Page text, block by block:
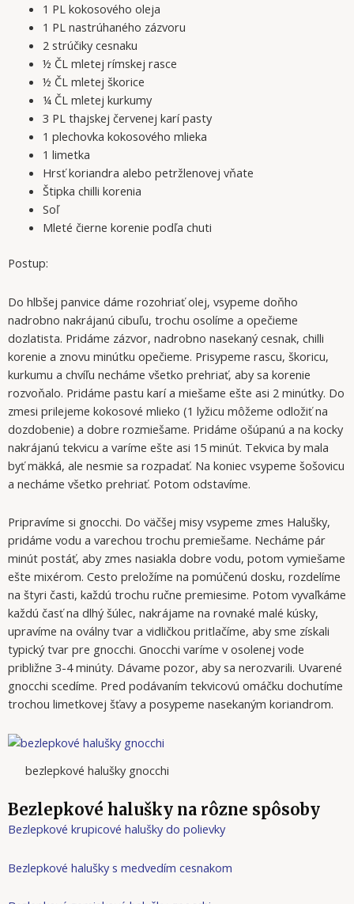
1 PL kokosového oleja
1 PL nastrúhaného zázvoru
2 strúčiky cesnaku
½ ČL mletej rímskej rasce
½ ČL mletej škorice
¼ ČL mletej kurkumy
3 PL thajskej červenej karí pasty
1 plechovka kokosového mlieka
1 limetka
Hrsť koriandra alebo petržlenovej vňate
Štipka chilli korenia
Soľ
Mleté čierne korenie podľa chuti
Postup:
Do hlbšej panvice dáme rozohriať olej, vsypeme doňho
nadrobno nakrájanú cibuľu, trochu osolíme a opečieme
dozlatista. Pridáme zázvor, nadrobno nasekaný cesnak, chilli
korenie a znovu minútku opečieme. Prisypeme rascu, škoricu,
kurkumu a chvíľu necháme všetko prehriať, aby sa korenie
rozvoňalo. Pridáme pastu karí a miešame ešte asi 2 minútky. Do
zmesi prilejeme kokosové mlieko (1 lyžicu môžeme odložiť na
dozdobenie) a dobre rozmiešame. Pridáme ošúpanú a na kocky
nakrájanú tekvicu a varíme ešte asi 15 minút. Tekvica by mala
byť mäkká, ale nesmie sa rozpadať. Na koniec vsypeme šošovicu
a necháme všetko prehriať. Potom odstavíme.
Pripravíme si gnocchi. Do väčšej misy vsypeme zmes Halušky,
pridáme vodu a varechou trochu premiešame. Necháme pár
minút postáť, aby zmes nasiakla dobre vodu, potom vymiešame
ešte mixérom. Cesto preložíme na pomúčenú dosku, rozdelíme
na štyri časti, každú trochu ručne premiesime. Potom vyvaľkáme
každú časť na dlhý šúlec, nakrájame na rovnaké malé kúsky,
upravíme na oválny tvar a vidličkou pritlačíme, aby sme získali
typický tvar pre gnocchi. Gnocchi varíme v osolenej vode
približne 3-4 minúty. Dávame pozor, aby sa nerozvarili. Uvarené
gnocchi scedíme. Pred podávaním tekvicovú omáčku dochutíme
trochou limetkovej šťavy a posypeme nasekaným koriandrom.
bezlepkové halušky gnocchi
Bezlepkové halušky na rôzne spôsoby
Bezlepkové krupicové halušky do polievky
Bezlepkové halušky s medvedím cesnakom